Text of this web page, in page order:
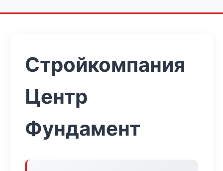
Стройкомпания
Центр
Фундамент